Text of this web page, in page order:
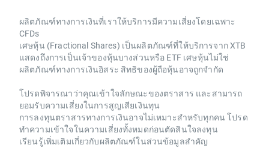
ผลิตภัณฑ์ทางการเงินที่เราให้บริการมีความเสี่ยงโดยเฉพาะ
CFDs
เศษหุ้น (Fractional Shares) เป็นผลิตภัณฑ์ที่ให้บริการจาก XTB
แสดงถึงการเป็นเจ้าของหุ้นบางส่วนหรือ ETF เศษหุ้นไม่ใช่
ผลิตภัณฑ์ทางการเงินอิสระ สิทธิของผู้ถือหุ้นอาจถูกจำกัด
โปรดพิจารณาว่าคุณเข้าใจลักษณะของตราสาร และสามารถ
ยอมรับความเสี่ยงในการสูญเสียเงินทุน
การลงทุนตราสารทางการเงินอาจไม่เหมาะสำหรับทุกคน โปรด
ทำความเข้าใจในความเสี่ยงทั้งหมดก่อนตัดสินใจลงทุน
เรียนรู้เพิ่มเติมเกี่ยวกับผลิตภัณฑ์ในส่วนข้อมูลสำคัญ